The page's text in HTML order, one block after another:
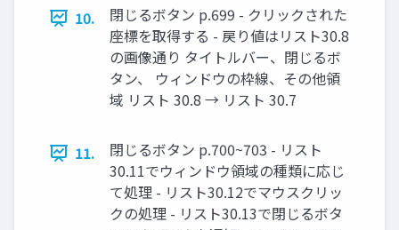
10.
閉じるボタン p.699 - クリックされた
座標を取得する - 戻り値はリスト30.8
の画像通り タイトルバー、閉じるボ
タン、 ウィンドウの枠線、その他領
域 リスト 30.8 → リスト 30.7
11.
閉じるボタン p.700~703 - リスト
30.11でウィンドウ領域の種類に応じ
て処理 - リスト30.12でマウスクリッ
クの処理 - リスト30.13で閉じるボタ